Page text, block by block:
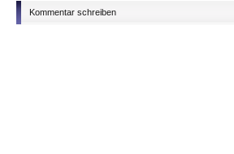
Kommentar schreiben